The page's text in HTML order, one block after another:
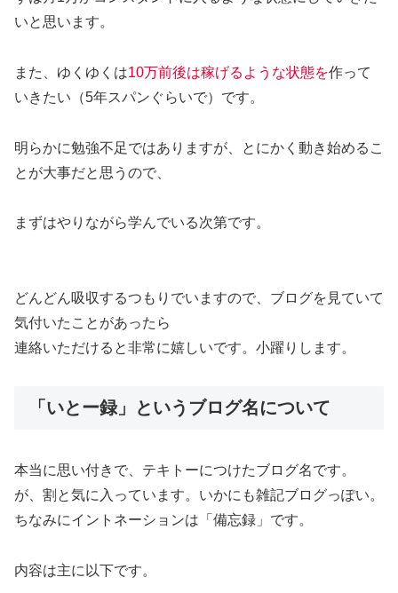
いと思います。
また、ゆくゆくは10万前後は稼げるような状態を作って
いきたい（5年スパンぐらいで）です。
明らかに勉強不足ではありますが、とにかく動き始めるこ
とが大事だと思うので、
まずはやりながら学んでいる次第です。
どんどん吸収するつもりでいますので、ブログを見ていて
気付いたことがあったら
連絡いただけると非常に嬉しいです。小躍りします。
「いとー録」というブログ名について
本当に思い付きで、テキトーにつけたブログ名です。
が、割と気に入っています。いかにも雑記ブログっぽい。
ちなみにイントネーションは「備忘録」です。
内容は主に以下です。